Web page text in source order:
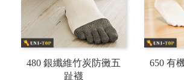
480 銀纖維竹炭防黴五
趾襪
650 有